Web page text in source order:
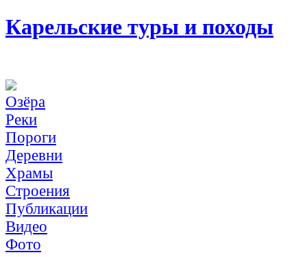
Карельские туры и походы
Озёра
Реки
Пороги
Деревни
Храмы
Строения
Публикации
Видео
Фото